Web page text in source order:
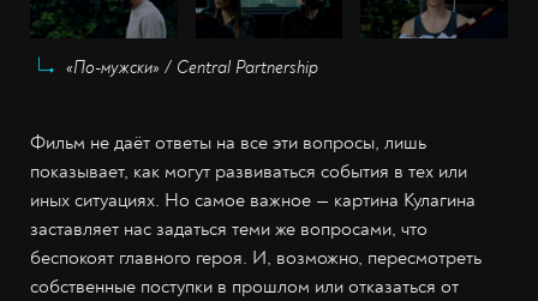
«По-мужски» / Central Partnership
Фильм не даёт ответы на все эти вопросы, лишь
показывает, как могут развиваться события в тех или
иных ситуациях. Но самое важное — картина Кулагина
заставляет нас задаться теми же вопросами, что
беспокоят главного героя. И, возможно, пересмотреть
собственные поступки в прошлом или отказаться от